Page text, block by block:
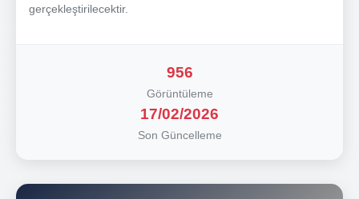
gerçekleştirilecektir.
956
Görüntüleme
17/02/2026
Son Güncelleme